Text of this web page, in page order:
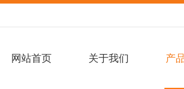
网站首页 关于我们 产